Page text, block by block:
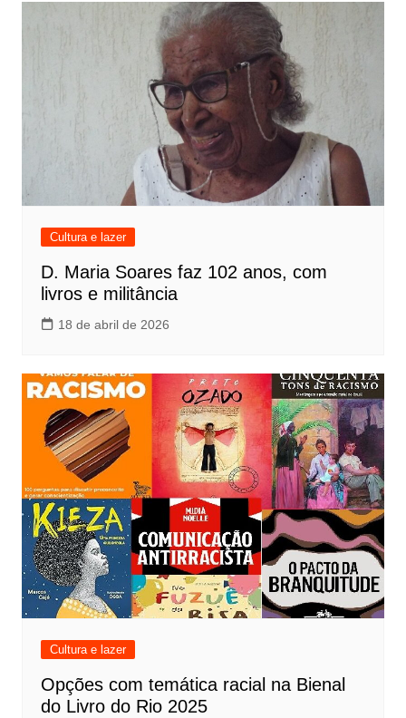
Cultura e lazer
D. Maria Soares faz 102 anos, com
livros e militância
18 de abril de 2026
Cultura e lazer
Opções com temática racial na Bienal
do Livro do Rio 2025